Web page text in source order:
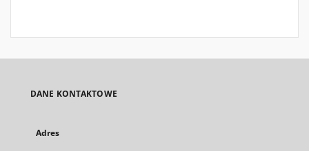
DANE KONTAKTOWE
Adres